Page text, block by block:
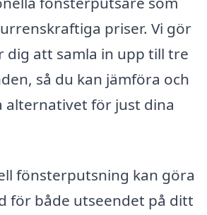
priser. Vi gör
dig att samla in upp till tre
så du kan jämföra och
alternativet för just dina
fönsterputsning kan göra
för både utseendet på ditt